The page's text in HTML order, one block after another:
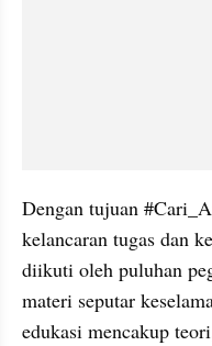
Dengan tujuan
kelancaran tugas dan
diikuti oleh puluhan
materi seputar
edukasi mencakup